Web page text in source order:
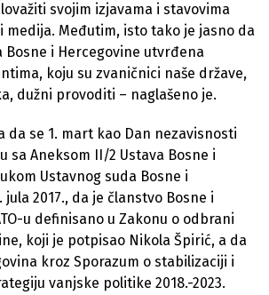
svojim izjavama i stavovima
medija. Međutim, isto tako je jasno da
Bosne i Hercegovine utvrđena
koju su zvaničnici naše države,
dužni provoditi – naglašeno je.
da se 1. mart kao Dan nezavisnosti
sa Aneksom II/2 Ustava Bosne i
Ustavnog suda Bosne i
jula 2017., da je članstvo Bosne i
u definisano u Zakonu o odbrani
koji je potpisao Nikola Špirić, a da
kroz Sporazum o stabilizaciji i
vanjske politike 2018.-2023.